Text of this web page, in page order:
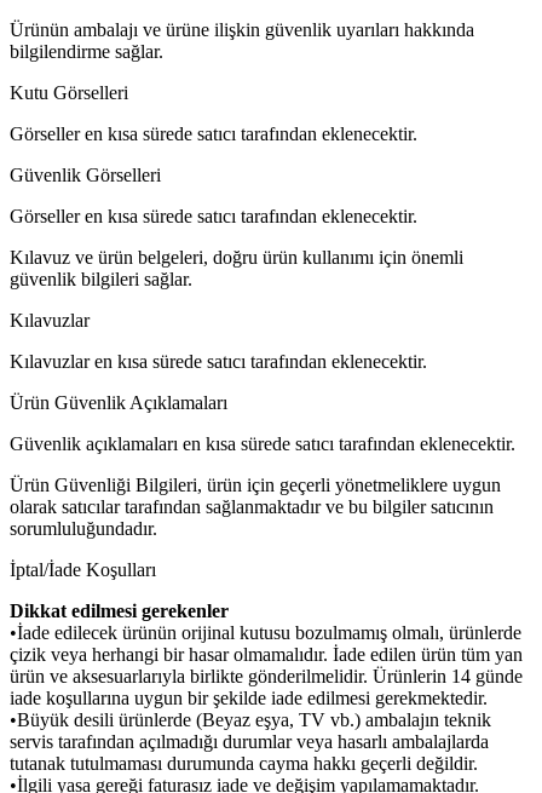
Ürünün ambalajı ve ürüne ilişkin güvenlik uyarıları hakkında
bilgilendirme sağlar.
Kutu Görselleri
Görseller en kısa sürede satıcı tarafından eklenecektir.
Güvenlik Görselleri
Görseller en kısa sürede satıcı tarafından eklenecektir.
Kılavuz ve ürün belgeleri, doğru ürün kullanımı için önemli
güvenlik bilgileri sağlar.
Kılavuzlar
Kılavuzlar en kısa sürede satıcı tarafından eklenecektir.
Ürün Güvenlik Açıklamaları
Güvenlik açıklamaları en kısa sürede satıcı tarafından eklenecektir.
Ürün Güvenliği Bilgileri, ürün için geçerli yönetmeliklere uygun
olarak satıcılar tarafından sağlanmaktadır ve bu bilgiler satıcının
sorumluluğundadır.
İptal/İade Koşulları
Dikkat edilmesi gerekenler
•İade edilecek ürünün orijinal kutusu bozulmamış olmalı, ürünlerde
çizik veya herhangi bir hasar olmamalıdır. İade edilen ürün tüm yan
ürün ve aksesuarlarıyla birlikte gönderilmelidir. Ürünlerin 14 günde
iade koşullarına uygun bir şekilde iade edilmesi gerekmektedir.
•Büyük desili ürünlerde (Beyaz eşya, TV vb.) ambalajın teknik
servis tarafından açılmadığı durumlar veya hasarlı ambalajlarda
tutanak tutulmaması durumunda cayma hakkı geçerli değildir.
•İlgili yasa gereği faturasız iade ve değişim yapılamamaktadır.